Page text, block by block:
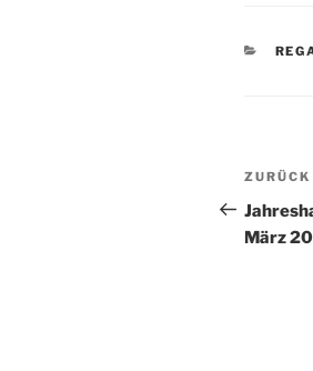
Beitrag
ZURÜCK
März